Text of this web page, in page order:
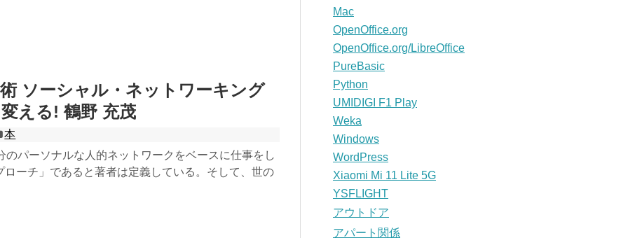
ソーシャル・ネットワーキング
える! 鶴野 充茂
本
のパーソナルな人的ネットワークをベースに仕事をし
ローチ」であると著者は定義している。そして、世の
Mac
OpenOffice.org
OpenOffice.org/LibreOffice
PureBasic
Python
UMIDIGI F1 Play
Weka
Windows
WordPress
Xiaomi Mi 11 Lite 5G
YSFLIGHT
アウトドア
アパート関係